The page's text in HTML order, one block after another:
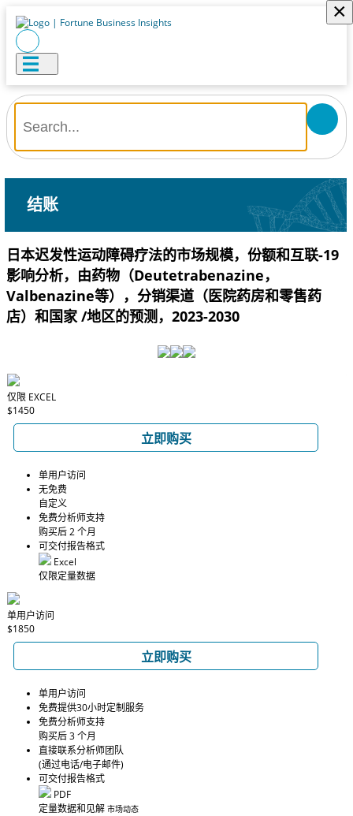
×
结账
日本迟发性运动障碍疗法的市场规模，份额和互联-19
影响分析，由药物（Deutetrabenazine，
Valbenazine等），分销渠道（医院药房和零售药
店）和国家 /地区的预测，2023-2030
仅限 EXCEL
$1450
立即购买
单用户访问
无免费
自定义
免费分析师支持
购买后 2 个月
可交付报告格式
Excel
仅限定量数据
单用户访问
$1850
立即购买
单用户访问
免费提供30小时定制服务
免费分析师支持
购买后 3 个月
直接联系分析师团队
(通过电话/电子邮件)
可交付报告格式
PDF
定量数据和见解 市场动态